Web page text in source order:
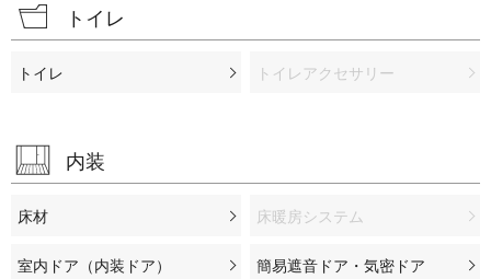
トイレ
トイレ トイレアクセサリー
内装
床材 床暖房システム
室内ドア（内装ドア） 簡易遮音ドア・気密ドア